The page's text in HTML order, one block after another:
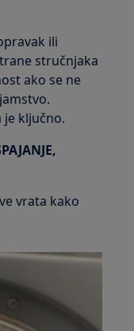
ili
stručnjaka
ako se ne
ključno.
vrata kako